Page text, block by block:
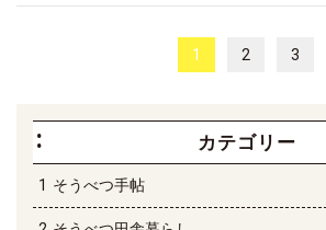
1 2 3
カテゴリー
そうべつ手帖